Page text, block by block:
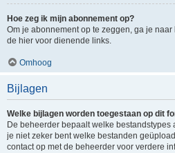
Hoe zeg ik mijn abonnement op?
Om je abonnement op te zeggen, ga je
de hier voor dienende links.
Omhoog
Bijlagen
Welke bijlagen worden toegestaan op dit
De beheerder bepaalt welke
je niet zeker bent welke bestanden
contact op met de beheerder voor verdere